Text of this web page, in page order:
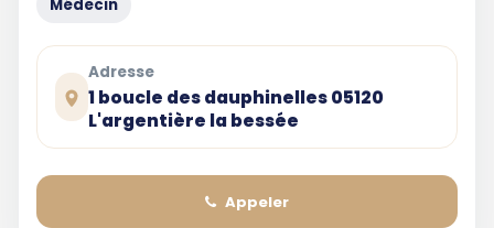
Médecin
Adresse
1 boucle des dauphinelles 05120
L'argentière la bessée
Appeler